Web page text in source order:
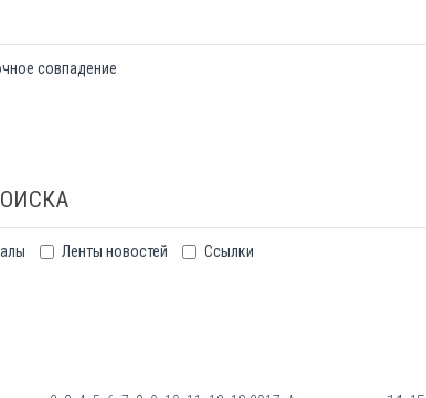
совпадение
Ленты новостей Ссылки